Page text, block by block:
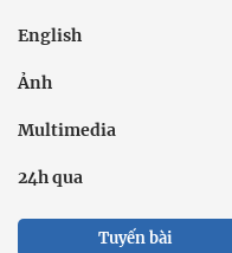
English
Ảnh
Multimedia
24h qua
Tuyến bài